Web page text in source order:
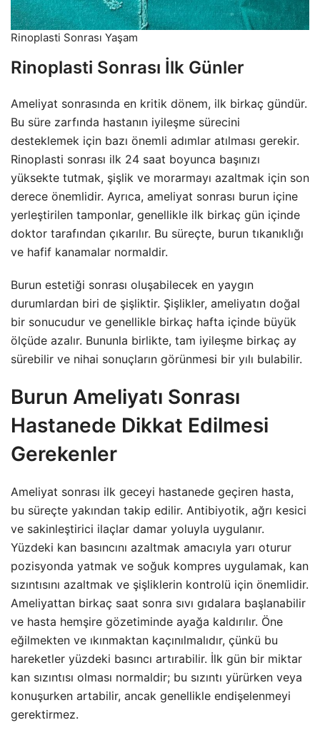
Rinoplasti Sonrası Yaşam
Rinoplasti Sonrası İlk Günler
Ameliyat sonrasında en kritik dönem, ilk birkaç gündür.
Bu süre zarfında hastanın iyileşme sürecini
desteklemek için bazı önemli adımlar atılması gerekir.
Rinoplasti sonrası ilk 24 saat boyunca başınızı
yüksekte tutmak, şişlik ve morarmayı azaltmak için son
derece önemlidir. Ayrıca, ameliyat sonrası burun içine
yerleştirilen tamponlar, genellikle ilk birkaç gün içinde
doktor tarafından çıkarılır. Bu süreçte, burun tıkanıklığı
ve hafif kanamalar normaldir.
Burun estetiği sonrası oluşabilecek en yaygın
durumlardan biri de şişliktir. Şişlikler, ameliyatın doğal
bir sonucudur ve genellikle birkaç hafta içinde büyük
ölçüde azalır. Bununla birlikte, tam iyileşme birkaç ay
sürebilir ve nihai sonuçların görünmesi bir yılı bulabilir.
Burun Ameliyatı Sonrası
Hastanede Dikkat Edilmesi
Gerekenler
Ameliyat sonrası ilk geceyi hastanede geçiren hasta,
bu süreçte yakından takip edilir. Antibiyotik, ağrı kesici
ve sakinleştirici ilaçlar damar yoluyla uygulanır.
Yüzdeki kan basıncını azaltmak amacıyla yarı oturur
pozisyonda yatmak ve soğuk kompres uygulamak, kan
sızıntısını azaltmak ve şişliklerin kontrolü için önemlidir.
Ameliyattan birkaç saat sonra sıvı gıdalara başlanabilir
ve hasta hemşire gözetiminde ayağa kaldırılır. Öne
eğilmekten ve ıkınmaktan kaçınılmalıdır, çünkü bu
hareketler yüzdeki basıncı artırabilir. İlk gün bir miktar
kan sızıntısı olması normaldir; bu sızıntı yürürken veya
konuşurken artabilir, ancak genellikle endişelenmeyi
gerektirmez.